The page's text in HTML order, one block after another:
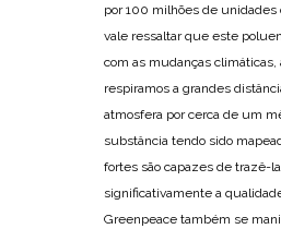
por 100 milhões de unidades
vale ressaltar que este
com as mudanças
respiramos a grandes
atmosfera por cerca de um
substância tendo sido
fortes são capazes de trazê-
significativamente a
Greenpeace também se